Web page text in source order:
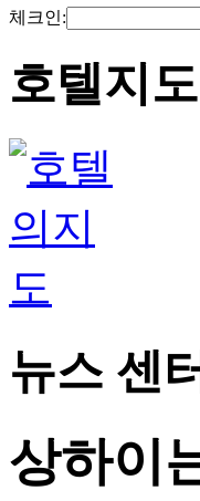
체크인:
호텔지도
뉴스 센
상하이